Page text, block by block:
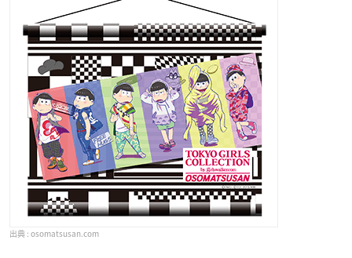
osomatsusan.com